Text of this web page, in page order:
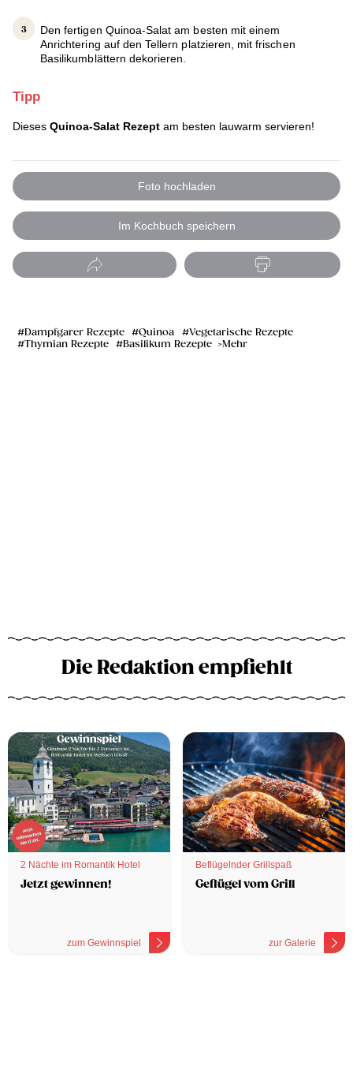
Den fertigen Quinoa-Salat am besten mit einem
Anrichtering auf den Tellern platzieren, mit frischen
Basilikumblättern dekorieren.
Tipp
Dieses Quinoa-Salat Rezept am besten lauwarm servieren!
Foto hochladen
Im Kochbuch speichern
Dampfgarer Rezepte Quinoa
Vegetarische Rezepte
Thymian Rezepte
Basilikum Rezepte Mehr
Die Redaktion empfiehlt
2 Nächte im Romantik Hotel
Jetzt gewinnen!
zum Gewinnspiel
Beflügelnder Grillspaß
Geflügel vom Grill
zur Galerie